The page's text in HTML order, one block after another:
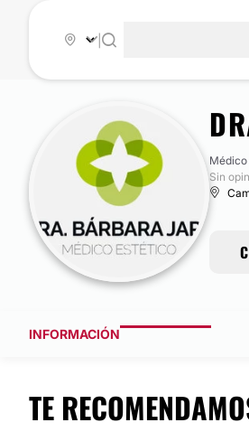
Sin
INFORMACIÓN
TE